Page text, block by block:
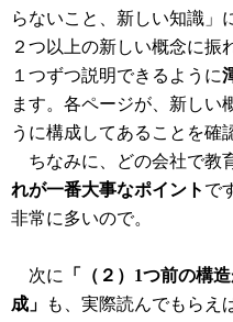
らないこと、新しい知識」
２つ以上の新しい概念に振
１つずつ説明できるように
ます。各ページが、新しい
うに構成してあることを確
ちなみに、どの会社で教
れが一番大事なポイント で
非常に多いので。
次に
「（２）1つ前の構
成」
も、実際読んでもらえ